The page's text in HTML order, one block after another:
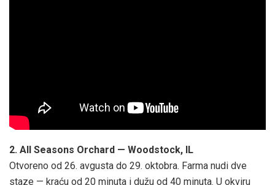
2. All Seasons Orchard — Woodstock, IL
Otvoreno od 26. avgusta do 29. oktobra. Farma nudi dve
staze — kraću od 20 minuta i dužu od 40 minuta. U okviru